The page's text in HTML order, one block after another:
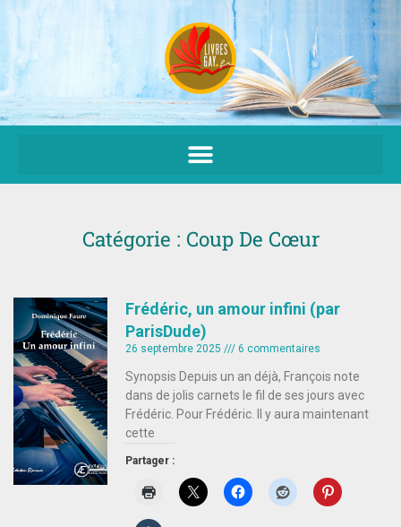
Aller
au
contenu
Catégorie : Coup De Cœur
Frédéric, un amour infini (par
ParisDude)
26 septembre 2025 6 commentaires
Synopsis Depuis un an déjà, François note
dans de jolis carnets le fil de ses jours avec
Frédéric. Pour Frédéric. Il y aura maintenant
cette
Partager :